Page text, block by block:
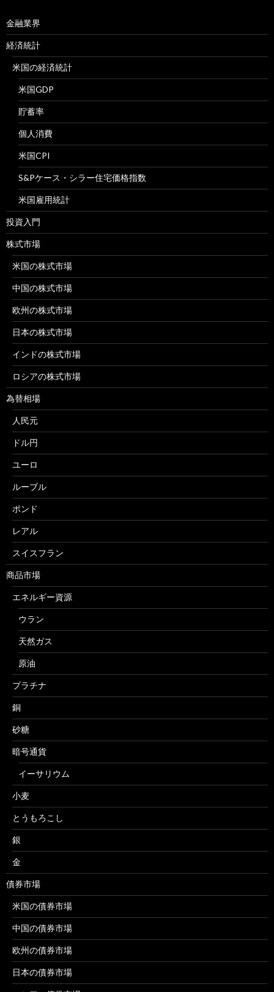
金融業界
経済統計
米国の経済統計
米国GDP
貯蓄率
個人消費
米国CPI
S&Pケース・シラー住宅価格指数
米国雇用統計
投資入門
株式市場
米国の株式市場
中国の株式市場
欧州の株式市場
日本の株式市場
インドの株式市場
ロシアの株式市場
為替相場
人民元
ドル円
ユーロ
ルーブル
ポンド
レアル
スイスフラン
商品市場
エネルギー資源
ウラン
天然ガス
原油
プラチナ
銅
砂糖
暗号通貨
イーサリウム
小麦
とうもろこし
銀
金
債券市場
米国の債券市場
中国の債券市場
欧州の債券市場
日本の債券市場